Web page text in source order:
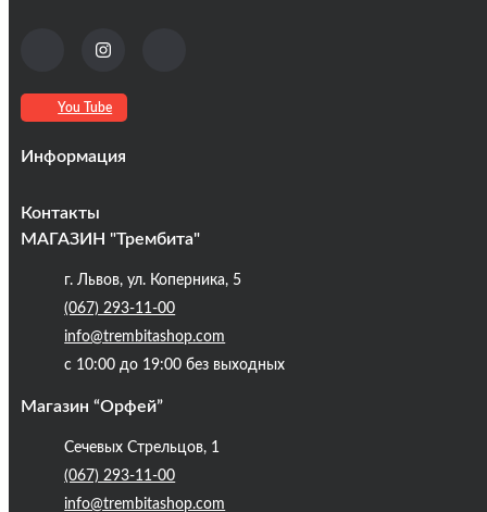
You Tube
Информация
Контакты
Публічна оферта
Бренди
Блог
Контакты
МАГАЗИН "Трембита"
г. Львов, ул. Коперника, 5
(067) 293-11-00
info@trembitashop.com
с 10:00 до 19:00 без выходных
Магазин “Орфей”
Сечевых Стрельцов, 1
(067) 293-11-00
info@trembitashop.com